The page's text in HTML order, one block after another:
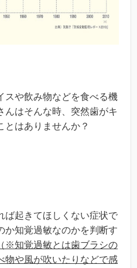
スや飲み物などを食べる機
んはそんな時、突然歯がキ
とはありませんか？
ば起きてほしくない症状で
か知覚過敏なのかを判断す
（※知覚過敏とは歯ブラシの
物や風が吹いたりなどで感